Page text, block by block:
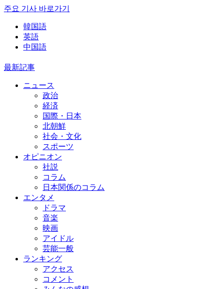
주요 기사 바로가기
韓国語
英語
中国語
最新記事
ニュース
政治
経済
国際・日本
北朝鮮
社会・文化
スポーツ
オピニオン
社説
コラム
日本関係のコラム
エンタメ
ドラマ
音楽
映画
アイドル
芸能一般
ランキング
アクセス
コメント